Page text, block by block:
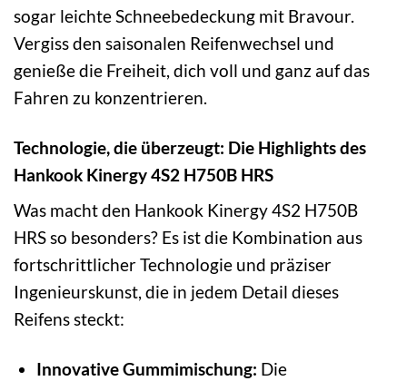
sogar leichte Schneebedeckung mit Bravour.
Vergiss den saisonalen Reifenwechsel und
genieße die Freiheit, dich voll und ganz auf das
Fahren zu konzentrieren.
Technologie, die überzeugt: Die Highlights des
Hankook Kinergy 4S2 H750B HRS
Was macht den Hankook Kinergy 4S2 H750B
HRS so besonders? Es ist die Kombination aus
fortschrittlicher Technologie und präziser
Ingenieurskunst, die in jedem Detail dieses
Reifens steckt:
Innovative Gummimischung: Die